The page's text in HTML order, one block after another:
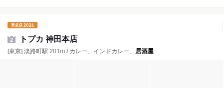
2 トプカ 神田本店
[東京] 淡路町駅 201m / カレー、インドカレー、 居酒屋